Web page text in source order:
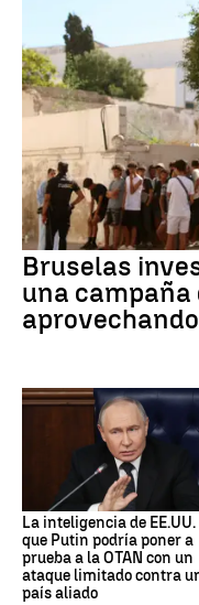
Bruselas
una
La inteligencia de EE.UU.
que Putin podría poner a
prueba a la OTAN con un
ataque limitado contra
país aliado